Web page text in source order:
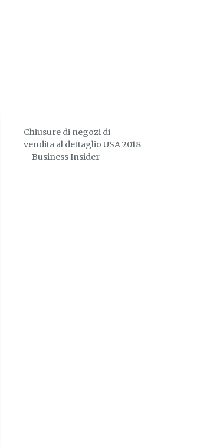
Chiusure di negozi di
vendita al dettaglio USA 2018
– Business Insider